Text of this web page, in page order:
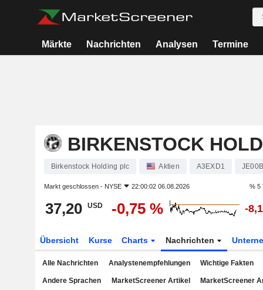
Märkte Nachrichten Analysen Termine
BIRKENSTOCK
Birkenstock Holding plc Aktien A3EXD1
Markt geschlossen - NYSE 22:00:02 06.08.2026 % 5
37,20 USD -0,75 % -
Übersicht Kurse Charts Nachrichten
Alle Nachrichten Analystenempfehlungen Wichtige Fakten
Andere Sprachen MarketScreener Artikel MarketScreener